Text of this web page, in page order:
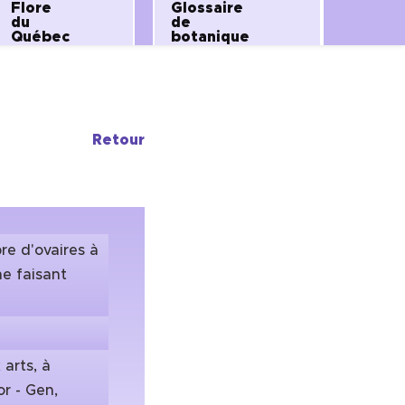
Flore
du
Québec
Glossaire
de
botanique
Retour
d'ovaires à
faisant
arts, à
- Gen,